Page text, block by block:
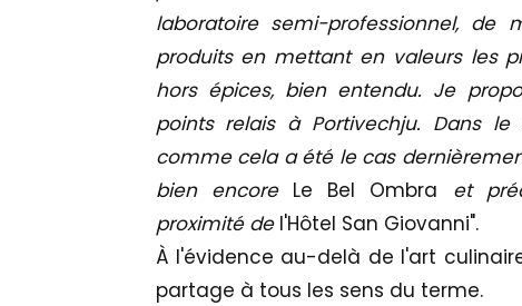
laboratoire semi-professionnel, de
produits en mettant en valeurs les
hors épices, bien entendu. Je
points relais à Portivechju. Dans
comme cela a été le cas
bien encore Le Bel Ombra et
proximité de l'Hôtel San Giovanni".
À l'évidence au-delà de l'art
partage à tous les sens du terme.